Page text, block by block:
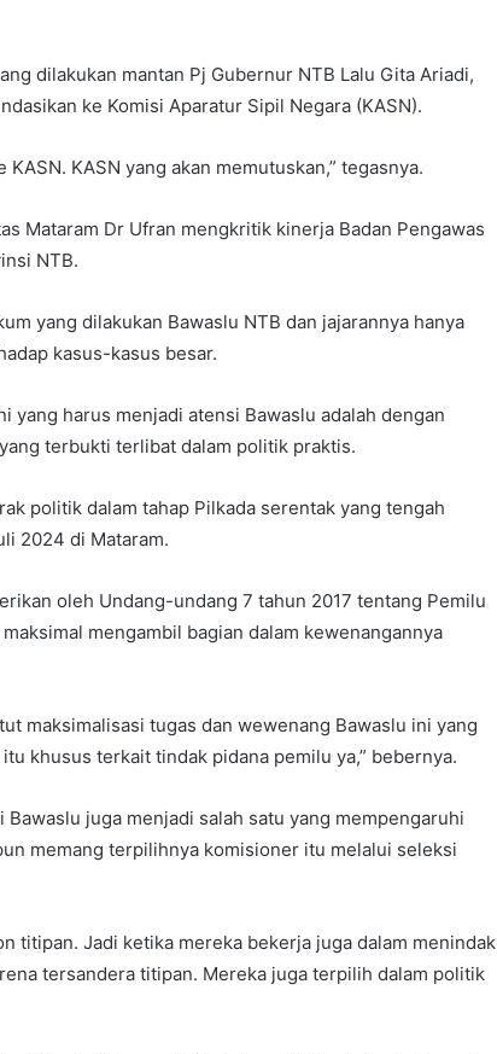
dilakukan mantan Pj Gubernur NTB Lalu Gita Ariadi,
ke Komisi Aparatur Sipil Negara (KASN).
KASN yang akan memutuskan,” tegasnya.
Mataram Dr Ufran mengkritik kinerja Badan Pengawas
NTB.
yang dilakukan Bawaslu NTB dan jajarannya hanya
kasus-kasus besar.
yang harus menjadi atensi Bawaslu adalah dengan
terbukti terlibat dalam politik praktis.
politik dalam tahap Pilkada serentak yang tengah
2024 di Mataram.
oleh Undang-undang 7 tahun 2017 tentang Pemilu
mengambil bagian dalam kewenangannya
maksimalisasi tugas dan wewenang Bawaslu ini yang
khusus terkait tindak pidana pemilu ya,” bebernya.
juga menjadi salah satu yang mempengaruhi
memang terpilihnya komisioner itu melalui seleksi
titipan. Jadi ketika mereka bekerja juga dalam menindak
tersandera titipan. Mereka juga terpilih dalam politik